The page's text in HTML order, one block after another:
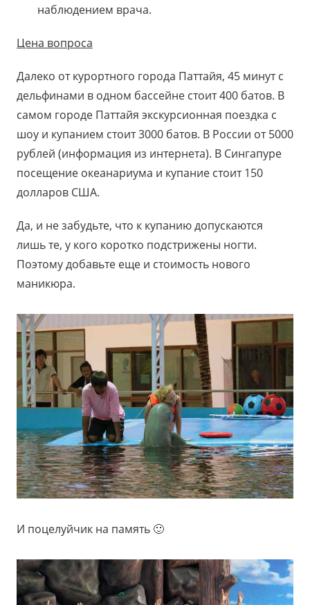
наблюдением врача.
Цена вопроса
Далеко от курортного города Паттайя, 45 минут с
дельфинами в одном бассейне стоит 400 батов. В
самом городе Паттайя экскурсионная поездка с
шоу и купанием стоит 3000 батов. В России от 5000
рублей (информация из интернета). В Сингапуре
посещение океанариума и купание стоит 150
долларов США.
Да, и не забудьте, что к купанию допускаются
лишь те, у кого коротко подстрижены ногти.
Поэтому добавьте еще и стоимость нового
маникюра.
И поцелуйчик на память 🙂